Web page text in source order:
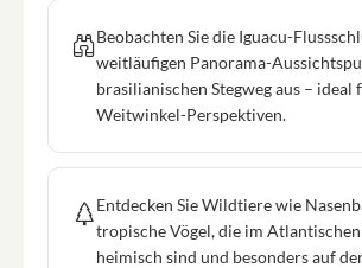
Beobachten Sie die Iguacu-
weitläufigen Panorama-
brasilianischen Stegweg aus – ideal
Weitwinkel-Perspektiven.
Entdecken Sie Wildtiere wie
tropische Vögel, die im Atlantischen
heimisch sind und besonders auf